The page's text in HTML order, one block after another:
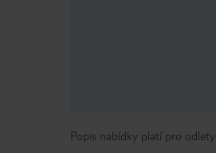
Popis nabídky platí pro odlety